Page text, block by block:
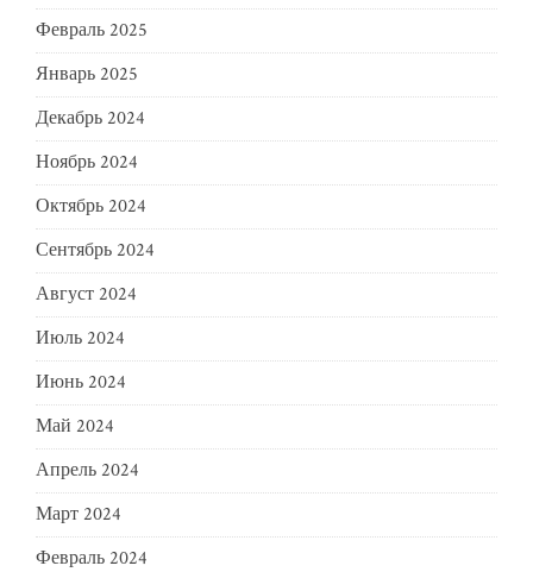
Февраль 2025
Январь 2025
Декабрь 2024
Ноябрь 2024
Октябрь 2024
Сентябрь 2024
Август 2024
Июль 2024
Июнь 2024
Май 2024
Апрель 2024
Март 2024
Февраль 2024